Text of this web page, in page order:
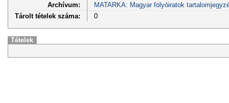
Archívum:
MATARKA: Magyar folyóiratok
Tárolt tételek száma:
0
Tételek